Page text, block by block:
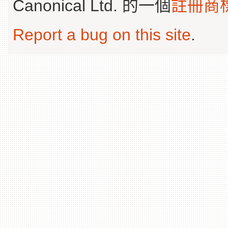
Canonical Ltd. 的一個註冊商
Report a bug on this site.